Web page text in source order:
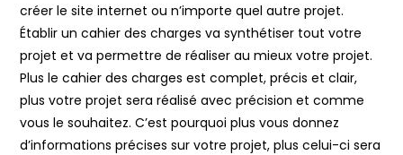
créer le site internet ou n’importe quel autre projet.
Établir un cahier des charges va synthétiser tout votre
projet et va permettre de réaliser au mieux votre projet.
Plus le cahier des charges est complet, précis et clair,
plus votre projet sera réalisé avec précision et comme
vous le souhaitez. C’est pourquoi plus vous donnez
d’informations précises sur votre projet, plus celui-ci sera